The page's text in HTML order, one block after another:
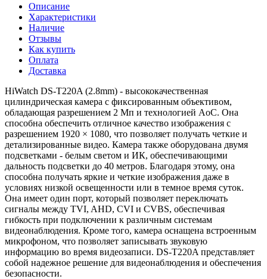
Описание
Характеристики
Наличие
Отзывы
Как купить
Оплата
Доставка
HiWatch DS-T220A (2.8mm) - высококачественная
цилиндрическая камера с фиксированным объективом,
обладающая разрешением 2 Мп и технологией AoC. Она
способна обеспечить отличное качество изображения с
разрешением 1920 × 1080, что позволяет получать четкие и
детализированные видео. Камера также оборудована двумя
подсветками - белым светом и ИК, обеспечивающими
дальность подсветки до 40 метров. Благодаря этому, она
способна получать яркие и четкие изображения даже в
условиях низкой освещенности или в темное время суток.
Она имеет один порт, который позволяет переключать
сигналы между TVI, AHD, CVI и CVBS, обеспечивая
гибкость при подключении к различным системам
видеонаблюдения. Кроме того, камера оснащена встроенным
микрофоном, что позволяет записывать звуковую
информацию во время видеозаписи. DS-T220A представляет
собой надежное решение для видеонаблюдения и обеспечения
безопасности.